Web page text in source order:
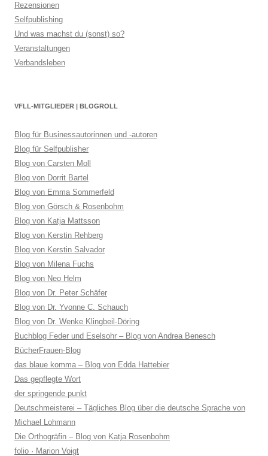
Rezensionen
Selfpublishing
Und was machst du (sonst) so?
Veranstaltungen
Verbandsleben
VFLL-MITGLIEDER | BLOGROLL
Blog für Businessautorinnen und -autoren
Blog für Selfpublisher
Blog von Carsten Moll
Blog von Dorrit Bartel
Blog von Emma Sommerfeld
Blog von Görsch & Rosenbohm
Blog von Katja Mattsson
Blog von Kerstin Rehberg
Blog von Kerstin Salvador
Blog von Milena Fuchs
Blog von Neo Helm
Blog von Dr. Peter Schäfer
Blog von Dr. Yvonne C. Schauch
Blog von Dr. Wenke Klingbeil-Döring
Buchblog Feder und Eselsohr – Blog von Andrea Benesch
BücherFrauen-Blog
das blaue komma – Blog von Edda Hattebier
Das gepflegte Wort
der springende punkt
Deutschmeisterei – Tägliches Blog über die deutsche Sprache von
Michael Lohmann
Die Orthogräfin – Blog von Katja Rosenbohm
folio · Marion Voigt